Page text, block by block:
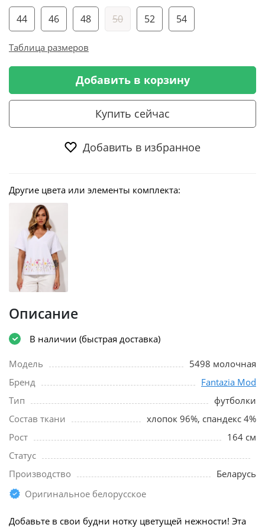
44 46 48 50 52 54
Таблица размеров
Добавить в корзину
Купить сейчас
Добавить в избранное
Другие цвета или элементы комплекта:
Описание
В наличии (быстрая доставка)
Модель
5498 молочная
Бренд
Fantazia Mod
Тип
футболки
Состав ткани
хлопок 96%, спандекс 4%
Рост
164 см
Статус
Производство
Беларусь
Оригинальное белорусское
Добавьте в свои будни нотку цветущей нежности! Эта